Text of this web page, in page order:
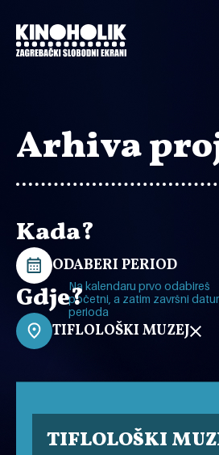
glavni
sadržaj
Arhiva
Kada?
ODABERI PERIOD
Na kalendaru prvo odabireš
početni, a zatim završni
perioda
Gdje?
TIFLOLOŠKI MUZEJ
TIFLOLOŠKI